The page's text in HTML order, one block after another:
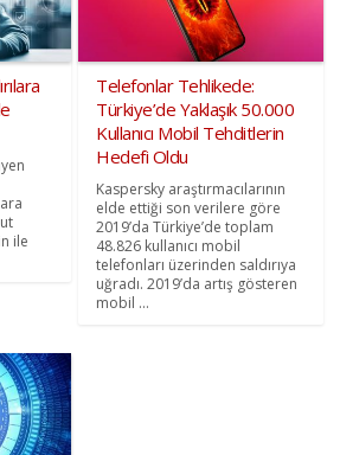
ile
Telefonlar Tehlikede:
Türkiye’de Yaklaşık 50.000
Kullanıcı Mobil Tehditlerin
Hedefi Oldu
Kaspersky araştırmacılarının
elde ettiği son verilere göre
2019’da Türkiye’de toplam
48.826 kullanıcı mobil
telefonları üzerinden saldırıya
uğradı. 2019’da artış gösteren
mobil ...